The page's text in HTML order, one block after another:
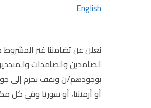
English
نعلن عن تضامننا غير
الصامدين والصامدات
بوجودهم/ن ونقف بحزم إلى
أو أرمينيا، أو سوريا وفي كل